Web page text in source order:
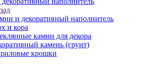
и декоративный наполнитель
и кора
камни для декора
камень (грунт)
крошки